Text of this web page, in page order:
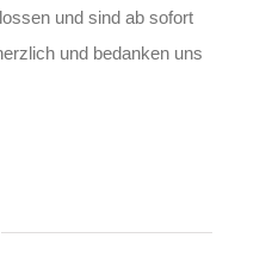
und sind ab sofort
und bedanken uns